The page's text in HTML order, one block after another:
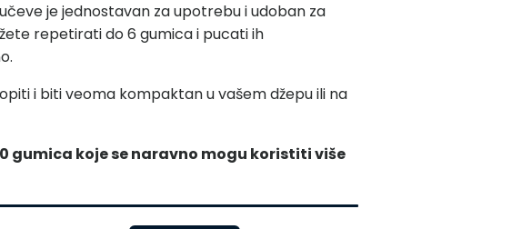
je jednostavan za upotrebu i udoban za
repetirati do 6 gumica i pucati ih
i biti veoma kompaktan u vašem džepu ili na
gumica koje se naravno mogu koristiti više